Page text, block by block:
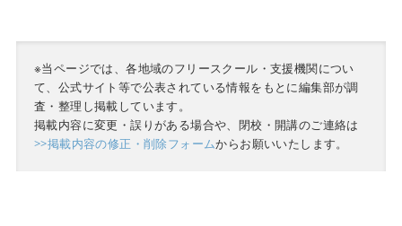
※当ページでは、各地域のフリースクール・支援機関につい
て、公式サイト等で公表されている情報をもとに編集部が調
査・整理し掲載しています。
掲載内容に変更・誤りがある場合や、閉校・開講のご連絡は
>>掲載内容の修正・削除フォームからお願いいたします。